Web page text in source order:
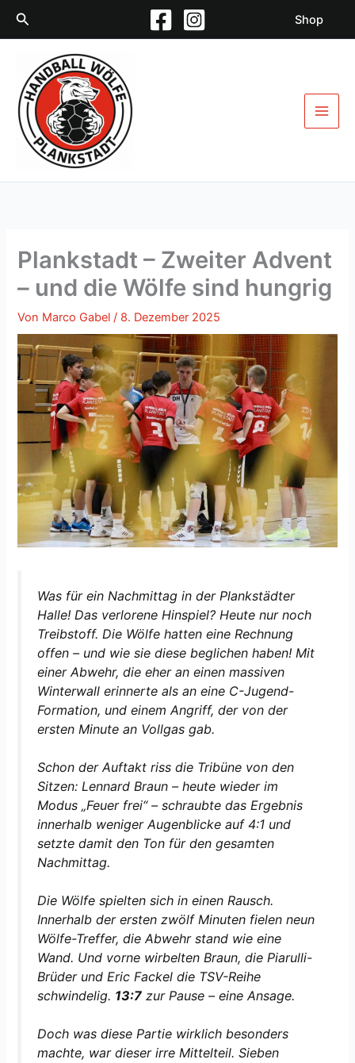
Inhalt
Suchen Shop
Plankstadt – Zweiter Advent
– und die Wölfe sind hungrig
Von Marco Gabel/ 8. Dezember 2025
Was für ein Nachmittag in der Plankstädter
Halle! Das verlorene Hinspiel? Heute nur noch
Treibstoff. Die Wölfe hatten eine Rechnung
offen – und wie sie diese beglichen haben! Mit
einer Abwehr, die eher an einen massiven
Winterwall erinnerte als an eine C-Jugend-
Formation, und einem Angriff, der von der
ersten Minute an Vollgas gab.
Schon der Auftakt riss die Tribüne von den
Sitzen: Lennard Braun – heute wieder im
Modus „Feuer frei“ – schraubte das Ergebnis
innerhalb weniger Augenblicke auf 4:1 und
setzte damit den Ton für den gesamten
Nachmittag.
Die Wölfe spielten sich in einen Rausch.
Innerhalb der ersten zwölf Minuten fielen neun
Wölfe-Treffer, die Abwehr stand wie eine
Wand. Und vorne wirbelten Braun, die Piarulli-
Brüder und Eric Fackel die TSV-Reihe
schwindelig. 13:7 zur Pause – eine Ansage.
Doch was diese Partie wirklich besonders
machte, war dieser irre Mittelteil. Sieben